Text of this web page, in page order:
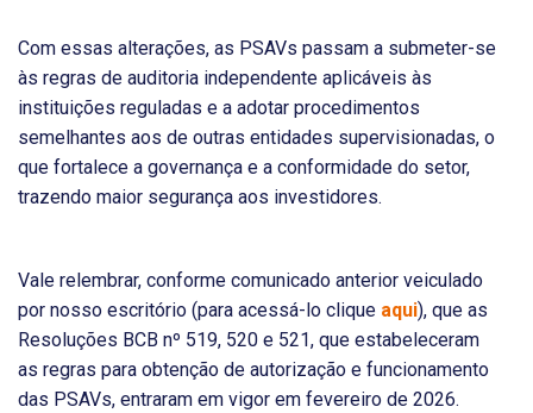
Com essas alterações, as PSAVs passam a submeter-se
às regras de auditoria independente aplicáveis às
instituições reguladas e a adotar procedimentos
semelhantes aos de outras entidades supervisionadas, o
que fortalece a governança e a conformidade do setor,
trazendo maior segurança aos investidores.
Vale relembrar, conforme comunicado anterior veiculado
por nosso escritório (para acessá-lo clique aqui), que as
Resoluções BCB nº 519, 520 e 521, que estabeleceram
as regras para obtenção de autorização e funcionamento
das PSAVs, entraram em vigor em fevereiro de 2026.